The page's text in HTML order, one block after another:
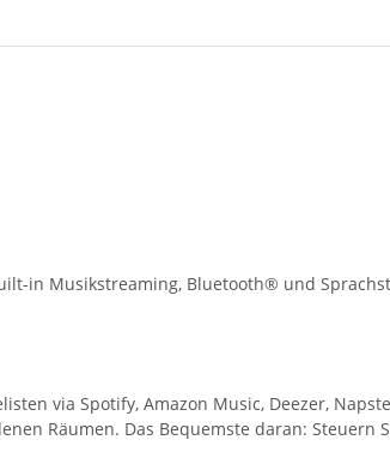
in Musikstreaming, Bluetooth® und
via Spotify, Amazon Music, Deezer,
Räumen. Das Bequemste daran: Steuern